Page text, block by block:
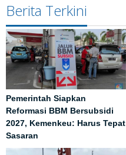
Berita Terkini
Pemerintah Siapkan
Reformasi BBM Bersubsidi
2027, Kemenkeu: Harus Tepat
Sasaran